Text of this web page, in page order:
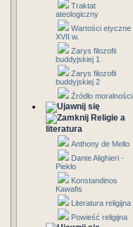
Traktat
ateologiczny
Wartości etyczne
XVII w.
Zarys filozofii
buddyjskiej 1
Zarys filozofii
buddyjskiej 2
Źródło moralności
Religie a
literatura
Anthony de Mello
Dante Alighieri -
Piekło
Konstandinos
Kawafis
Literatura religijna
Powieść religijna